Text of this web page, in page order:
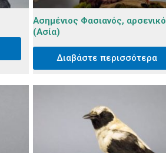
Ασημένιος Φασιανός, αρσενικό
(Ασία)
Διαβάστε περισσότερα